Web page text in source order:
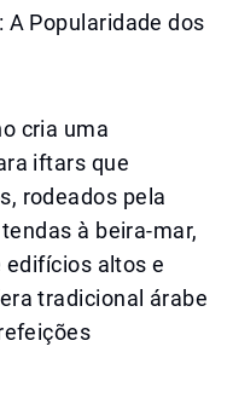
Popularidade dos
cria uma
iftars que
rodeados pela
à beira-mar,
edifícios altos e
tradicional árabe